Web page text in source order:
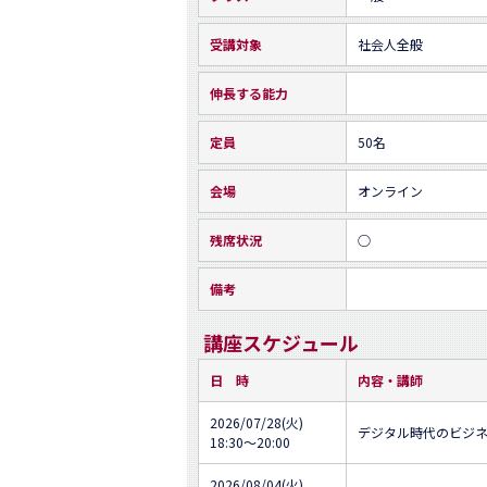
受講対象 社会人全般
伸長する能力
定員 50名
会場 オンライン
残席状況 ○
備考
講座スケジュール
日 時 内容・講師
2026/07/28(火)
18:30～20:00
デジタル時代のビジ